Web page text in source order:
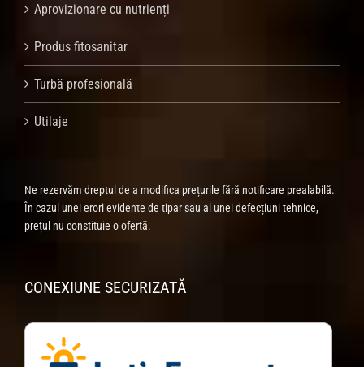
Aprovizionare cu nutrienți
Produs fitosanitar
Turbă profesională
Utilaje
Ne rezervăm dreptul de a modifica prețurile fără notificare prealabilă.
În cazul unei erori evidente de tipar sau al unei defecțiuni tehnice,
prețul nu constituie o ofertă.
CONEXIUNE SECURIZATĂ